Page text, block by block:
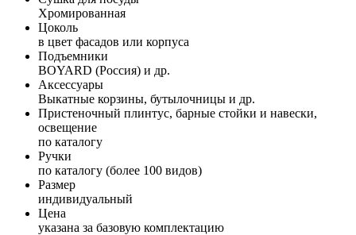
Хромированная
Цоколь
в цвет фасадов или корпуса
Подъемники
BOYARD (Россия) и др.
Аксессуары
Выкатные корзины, бутылочницы и др.
Пристеночный плинтус, барные стойки и навески,
освещение
по каталогу
Ручки
по каталогу (более 100 видов)
Размер
индивидуальный
Цена
указана за базовую комплектацию